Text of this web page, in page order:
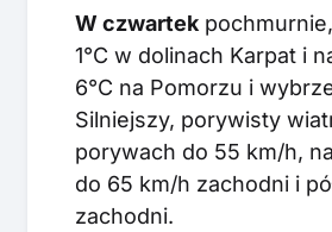
W czwartek
1°C w dolinach Karpat i
6°C na Pomorzu i
Silniejszy, porywisty
porywach do 55 km/h,
do 65 km/h zachodni i
zachodni.